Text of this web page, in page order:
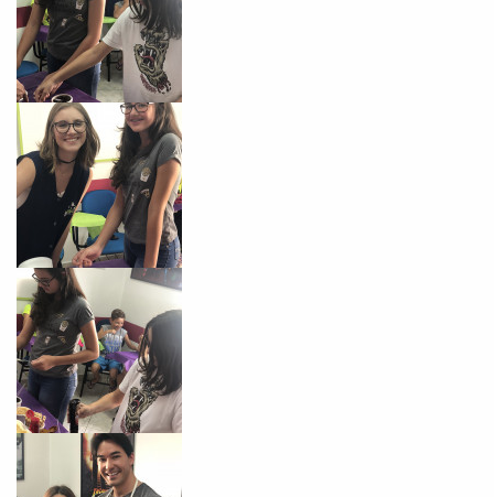
Não encontramos nenhuma unidade
inFlux nesta cidade ou bairro que
Preencha com seus dados abaixo e
já vamos te colocar em contato